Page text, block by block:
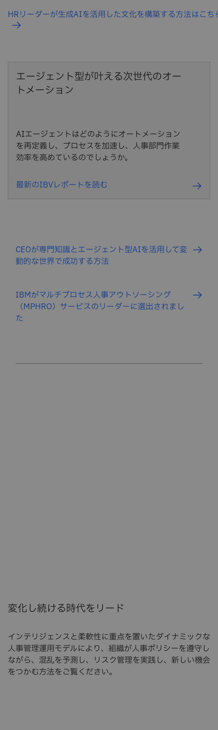
HRリーダーが生成AIを活用した文化を構築する方法はこち
エージェント型が叶える次世代のオー
トメーション
AIエージェントはどのようにオートメーション
を再定義し、プロセスを加速し、人事部門作業
効率を高めているのでしょうか。
最新のIBVレポートを読む
CEOが専門知識とエージェント型AIを活用して変
動的な世界で成功する方法
IBMがマルチプロセス人事アウトソーシング
（MPHRO）サービスのリーダーに選出されまし
た
変化し続ける時代をリード
インテリジェンスと柔軟性に重点を置いたダイナミックな
人事管理運用モデルにより、組織が人事ポリシーを遵守し
ながら、混乱を予測し、リスク管理を実践し、新しい機会
をつかむ方法をご覧ください。